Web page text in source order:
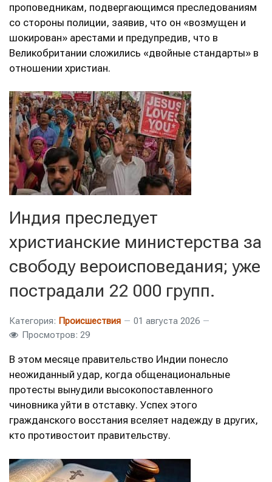
проповедникам, подвергающимся преследованиям
со стороны полиции, заявив, что он «возмущен и
шокирован» арестами и предупредив, что в
Великобритании сложились «двойные стандарты» в
отношении христиан.
Индия преследует
христианские министерства за
свободу вероисповедания; уже
пострадали 22 000 групп.
Категория: Происшествия
01 августа 2026
Просмотров: 29
В этом месяце правительство Индии понесло
неожиданный удар, когда общенациональные
протесты вынудили высокопоставленного
чиновника уйти в отставку. Успех этого
гражданского восстания вселяет надежду в других,
кто противостоит правительству.